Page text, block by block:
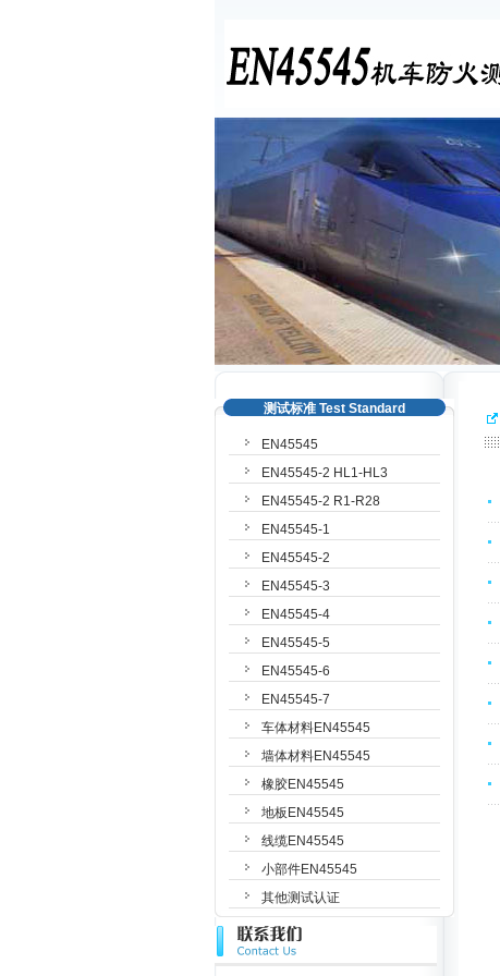
测试标准 Test Standard
EN45545
EN45545-2 HL1-HL3
EN45545-2 R1-R28
EN45545-1
EN45545-2
EN45545-3
EN45545-4
EN45545-5
EN45545-6
EN45545-7
车体材料EN45545
墙体材料EN45545
橡胶EN45545
地板EN45545
线缆EN45545
小部件EN45545
其他测试认证